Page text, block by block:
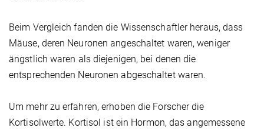
Beim Vergleich fanden die Wissenschaftler heraus, dass
Mäuse, deren Neuronen angeschaltet waren, weniger
ängstlich waren als diejenigen, bei denen die
entsprechenden Neuronen abgeschaltet waren.
Um mehr zu erfahren, erhoben die Forscher die
Kortisolwerte. Kortisol ist ein Hormon, das angemessene